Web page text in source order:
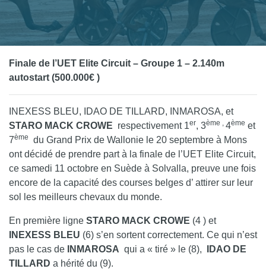
Finale de l’UET Elite Circuit – Groupe 1 – 2.140m
autostart (500.000€ )
INEXESS BLEU, IDAO DE TILLARD, INMAROSA, et
STARO MACK CROWE respectivement 1er, 3ème , 4ème et
7ème
du Grand Prix de Wallonie le 20 septembre à Mons
ont décidé de prendre part à la finale de l’UET Elite Circuit,
ce samedi 11 octobre en Suède à Solvalla, preuve une fois
encore de la capacité des courses belges d’ attirer sur leur
sol les meilleurs chevaux du monde.
En première ligne STARO MACK CROWE (4 ) et
INEXESS BLEU (6) s’en sortent correctement. Ce qui n’est
pas le cas de
INMAROSA qui a « tiré » le (8),
IDAO DE
TILLARD a hérité du (9).